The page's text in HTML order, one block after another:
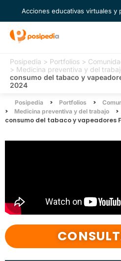
Acciones educativas virtuales y
Posipedia > Portfolios >
> Medicina preventiva y del
consumo del tabaco y
2024
Posipedia > Portfolios >
> Medicina preventiva y del trabajo >
consumo del tabaco y vapeadores